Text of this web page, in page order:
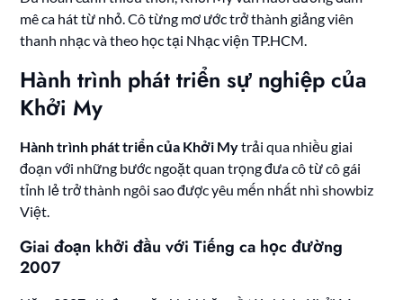
mê ca hát từ nhỏ. Cô từng mơ ước trở thành giảng viên
thanh nhạc và theo học tại Nhạc viện TP.HCM.
Hành trình phát triển sự nghiệp của
Khởi My
Hành trình phát triển của Khởi Mytrải qua nhiều giai
đoạn với những bước ngoặt quan trọng đưa cô từ cô gái
tỉnh lẻ trở thành ngôi sao được yêu mến nhất nhì showbiz
Việt.
Giai đoạn khởi đầu với Tiếng ca học đường
2007